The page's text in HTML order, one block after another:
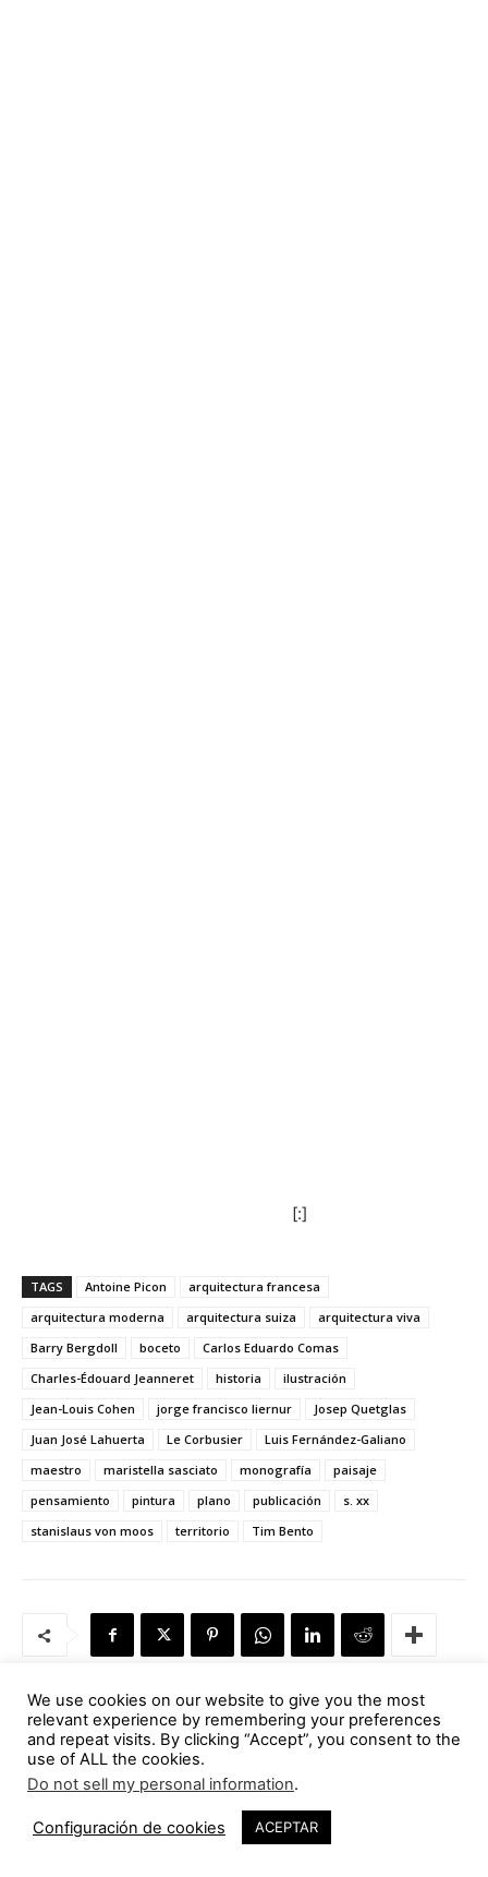
[:]
TAGS Antoine Picon
arquitectura francesa
arquitectura moderna
arquitectura suiza
arquitectura viva
Barry Bergdoll
boceto
Carlos Eduardo Comas
Charles-Édouard Jeanneret
historia
ilustración
Jean-Louis Cohen
jorge francisco liernur
Josep Quetglas
Juan José Lahuerta
Le Corbusier
Luis Fernández-Galiano
maestro
maristella sasciato monografía
paisaje
pensamiento
pintura plano publicación
s. xx
stanislaus von moos
territorio Tim Bento
Artículo anterior
Territorios íntimos | Miquel
Lacasta Codorniu
Artículo siguiente
1999). Una introducción
Unha introducción
Tapiovaara (1914-1999). An
We use cookies on our website to give you the most
relevant experience by remembering your preferences
and repeat visits. By clicking “Accept”, you consent to the
use of ALL the cookies.
Do not sell my personal information.
Configuración de cookies ACEPTAR